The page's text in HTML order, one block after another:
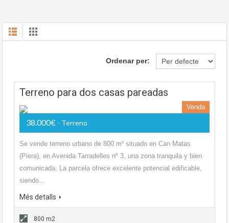
Ordenar per:
Terreno para dos casas pareadas
Venda
38.000€ - Terreno
Se vende terreno urbano de 800 m² situado en Can Matas
(Piera), en Avenida Tarradelles nº 3, una zona tranquila y bien
comunicada. La parcela ofrece excelente potencial edificable,
siendo…
Més detalls
800 m2